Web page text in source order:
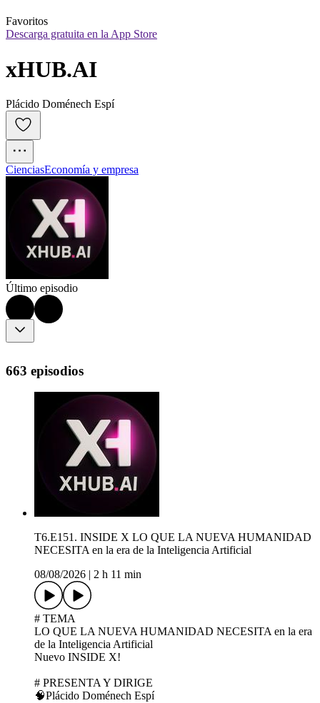
Favoritos
Descarga gratuita en la App Store
xHUB.AI
Plácido Doménech Espí
CienciasEconomía y empresa
Último episodio
663 episodios
T6.E151. INSIDE X LO QUE LA NUEVA HUMANIDAD
NECESITA en la era de la Inteligencia Artificial
08/08/2026
2 h 11 min
# TEMA
LO QUE LA NUEVA HUMANIDAD NECESITA en la era
de la Inteligencia Artificial
Nuevo INSIDE X!
# PRESENTA Y DIRIGE
🧠Plácido Doménech Espí